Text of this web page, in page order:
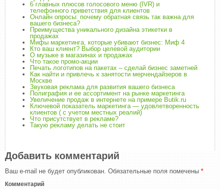
6 главных плюсов голосового меню (IVR) и
телефонного приветствия для клиентов
Онлайн опросы: почему обратная связь так важна для
вашего бизнеса?
Преимущества уникального дизайна этикетки в
продажах
Мифы маркетинга, которые убивают бизнес: Миф 4
Кто ваш клиент? Выбор целевой аудитории
О музыке в магазинах и продажах
Что такое промо-акции
Печать логотипов на пакетах – сделай бизнес заметней
Как найти и привлечь к занятости мерчендайзеров в
Москве
Звуковая реклама для развития вашего бизнеса
Полиграфия и ее ассортимент на рынке маркетинга
Увеличение продаж в интернете на примере Butik.ru
Ключевой показатель маркетинга — удовлетворенность
клиентов ( с учетом местных реалий)
Что присутствует в рекламе?
Такую рекламу делать не стоит
Добавить комментарий
Ваш e-mail не будет опубликован. Обязательные поля помечены *
Комментарий